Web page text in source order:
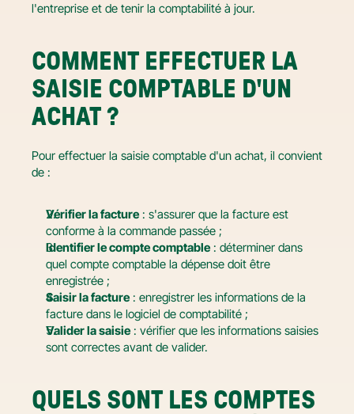
l'entreprise et de tenir la comptabilité à jour.
COMMENT EFFECTUER LA
SAISIE COMPTABLE D'UN
ACHAT ?
Pour effectuer la saisie comptable d'un achat, il convient
de :
Vérifier la facture : s'assurer que la facture est
conforme à la commande passée ;
Identifier le compte comptable : déterminer dans
quel compte comptable la dépense doit être
enregistrée ;
Saisir la facture : enregistrer les informations de la
facture dans le logiciel de comptabilité ;
Valider la saisie : vérifier que les informations saisies
sont correctes avant de valider.
QUELS SONT LES COMPTES